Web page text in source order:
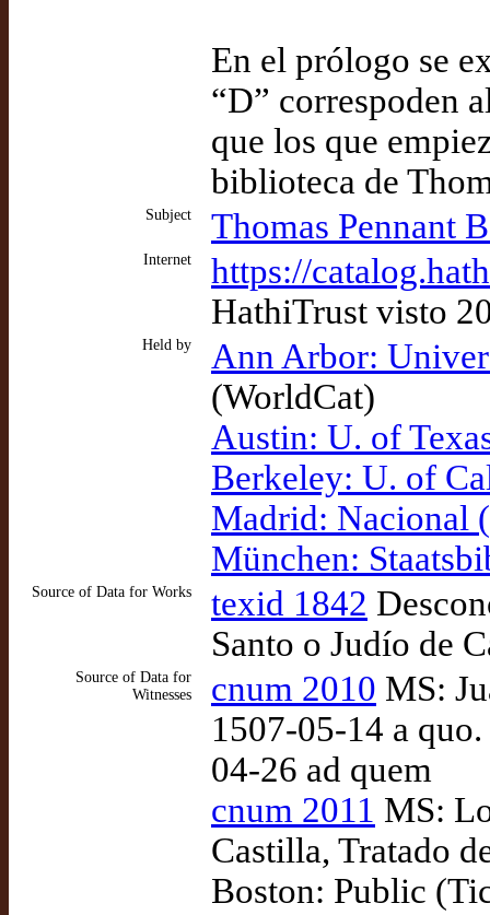
En el prólogo se
“D” correspoden
que los que
biblioteca de
Subject Thomas Pennant
Internet
https://
HathiTrust visto
Held by
Ann Arbor:
(WorldCat)
Austin: U. of
Berkeley: U. of
Madrid: Nacional
München:
Source of Data for Works texid 1842
Santo o Judío de
Source of Data for
Witnesses
cnum 2010 MS:
1507-05-14 a
04-26 ad quem
cnum 2011 MS:
Castilla, Tratado
Boston: Public